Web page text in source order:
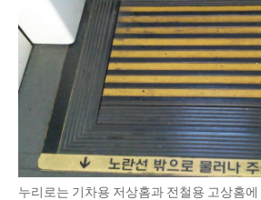
누리로는 기차용 저상홈과 전철용 고상홈